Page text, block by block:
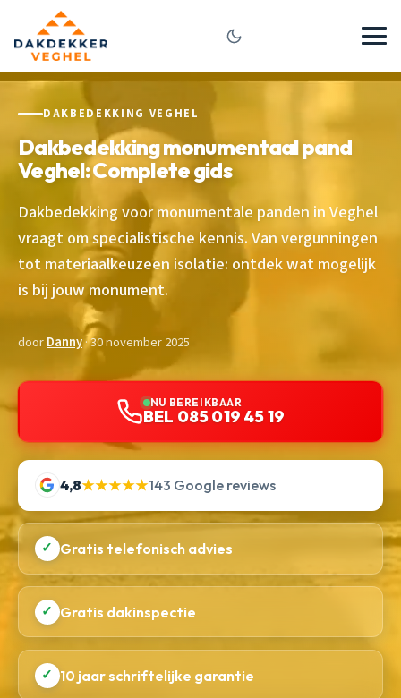
DAKBEDEKKING VEGHEL
Dakbedekking monumentaal pand
Veghel: Complete gids
Dakbedekking voor monumentale panden in Veghel
vraagt om specialistische kennis. Van vergunningen
tot materiaalkeuzeen isolatie: ontdek wat mogelijk
is bij jouw monument.
doorDanny· 30 november 2025
NU BEREIKBAAR
BEL 085 019 45 19
4,8★★★★★143 Google reviews
✓ Gratis telefonisch advies
✓ Gratis dakinspectie
✓ 10 jaar schriftelijke garantie